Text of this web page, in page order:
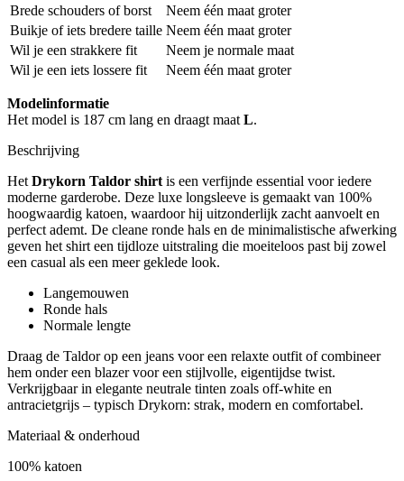
Brede schouders of borst
Neem één maat groter
Buikje of iets bredere taille Neem één maat groter
Wil je een strakkere fit
Neem je normale maat
Wil je een iets lossere fit
Neem één maat groter
Modelinformatie
Het model is 187 cm lang en draagt maat L.
Beschrijving
Het Drykorn Taldor shirt is een verfijnde essential voor iedere
moderne garderobe. Deze luxe longsleeve is gemaakt van 100%
hoogwaardig katoen, waardoor hij uitzonderlijk zacht aanvoelt en
perfect ademt. De cleane ronde hals en de minimalistische afwerking
geven het shirt een tijdloze uitstraling die moeiteloos past bij zowel
een casual als een meer geklede look.
Langemouwen
Ronde hals
Normale lengte
Draag de Taldor op een jeans voor een relaxte outfit of combineer
hem onder een blazer voor een stijlvolle, eigentijdse twist.
Verkrijgbaar in elegante neutrale tinten zoals off-white en
antracietgrijs – typisch Drykorn: strak, modern en comfortabel.
Materiaal & onderhoud
100% katoen